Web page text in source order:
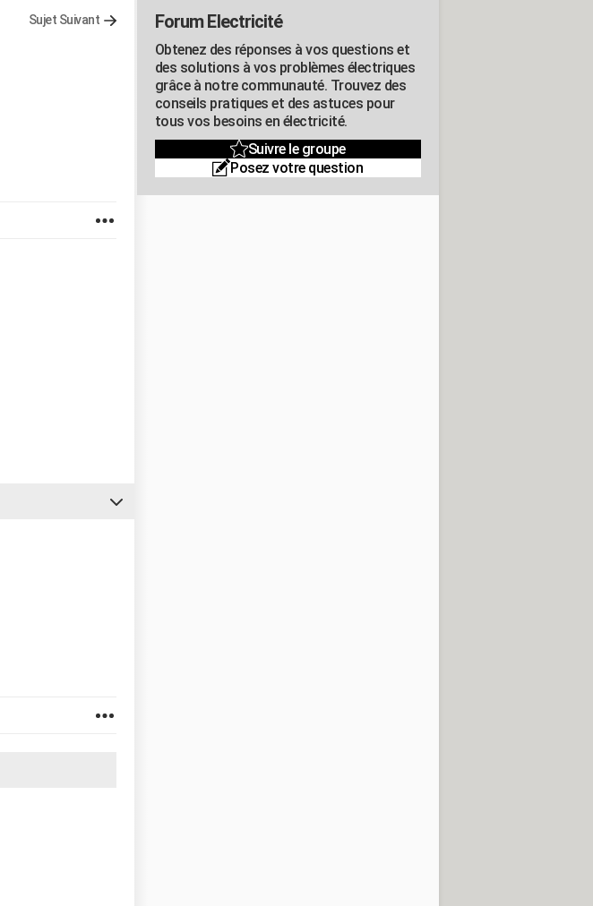
Sujet Suivant Forum Electricité
Obtenez des réponses à vos questions et
des solutions à vos problèmes électriques
grâce à notre communauté. Trouvez des
conseils pratiques et des astuces pour
tous vos besoins en électricité.
Suivre le groupe
Posez votre question